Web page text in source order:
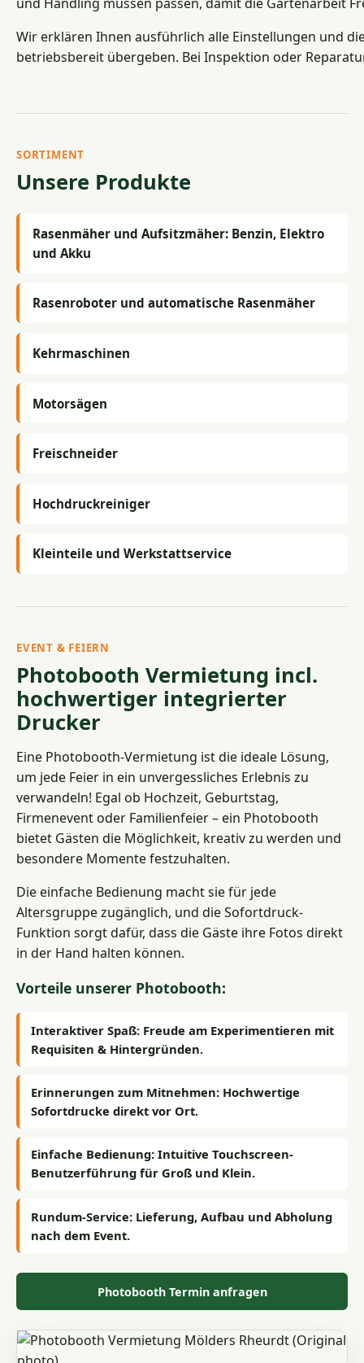
Wir erklären Ihnen ausführlich alle Einstellungen und
betriebsbereit übergeben. Bei Inspektion oder
SORTIMENT
Unsere Produkte
Rasenmäher und Aufsitzmäher: Benzin, Elektro
und Akku
Rasenroboter und automatische Rasenmäher
Kehrmaschinen
Motorsägen
Freischneider
Hochdruckreiniger
Kleinteile und Werkstattservice
EVENT & FEIERN
Photobooth Vermietung incl.
hochwertiger integrierter
Drucker
Eine Photobooth-Vermietung ist die ideale Lösung,
um jede Feier in ein unvergessliches Erlebnis zu
verwandeln! Egal ob Hochzeit, Geburtstag,
Firmenevent oder Familienfeier – ein Photobooth
bietet Gästen die Möglichkeit, kreativ zu werden und
besondere Momente festzuhalten.
Die einfache Bedienung macht sie für jede
Altersgruppe zugänglich, und die Sofortdruck-
Funktion sorgt dafür, dass die Gäste ihre Fotos direkt
in der Hand halten können.
Vorteile unserer Photobooth:
Interaktiver Spaß: Freude am Experimentieren mit
Requisiten & Hintergründen.
Erinnerungen zum Mitnehmen: Hochwertige
Sofortdrucke direkt vor Ort.
Einfache Bedienung: Intuitive Touchscreen-
Benutzerführung für Groß und Klein.
Rundum-Service: Lieferung, Aufbau und Abholung
nach dem Event.
Photobooth Termin anfragen